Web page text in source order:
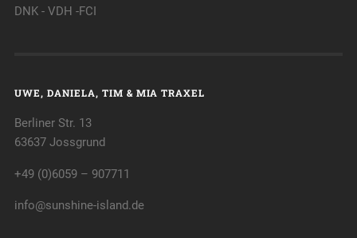
DNK - VDH -FCI
UWE, DANIELA, TIM & MIA TRAXEL
Berliner Str. 13
63637 Jossgrund
+49 (0)6059 – 907711
info@sunshine-island.de